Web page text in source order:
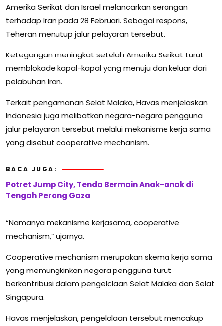
Amerika Serikat dan Israel melancarkan serangan
terhadap Iran pada 28 Februari. Sebagai respons,
Teheran menutup jalur pelayaran tersebut.
Ketegangan meningkat setelah Amerika Serikat turut
memblokade kapal-kapal yang menuju dan keluar dari
pelabuhan Iran.
Terkait pengamanan Selat Malaka, Havas menjelaskan
Indonesia juga melibatkan negara-negara pengguna
jalur pelayaran tersebut melalui mekanisme kerja sama
yang disebut cooperative mechanism.
BACA JUGA:
Potret Jump City, Tenda Bermain Anak-anak di
Tengah Perang Gaza
“Namanya mekanisme kerjasama, cooperative
mechanism,” ujarnya.
Cooperative mechanism merupakan skema kerja sama
yang memungkinkan negara pengguna turut
berkontribusi dalam pengelolaan Selat Malaka dan Selat
Singapura.
Havas menjelaskan, pengelolaan tersebut mencakup